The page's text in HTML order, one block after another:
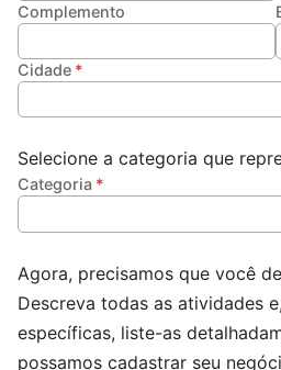
Complemento
Cidade
Selecione a categoria que
Categoria
Agora, precisamos que você
Descreva todas as atividades
específicas, liste-as
possamos cadastrar seu